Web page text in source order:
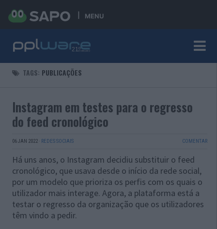
MENU
TAGS: PUBLICAÇÕES
Instagram em testes para o regresso
do feed cronológico
06 JAN 2022 · REDES SOCIAIS COMENTAR
Há uns anos, o Instagram decidiu substituir o feed
cronológico, que usava desde o início da rede social,
por um modelo que prioriza os perfis com os quais o
utilizador mais interage. Agora, a plataforma está a
testar o regresso da organização que os utilizadores
têm vindo a pedir.